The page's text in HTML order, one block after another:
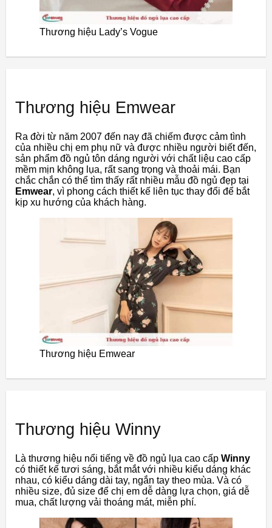
Thương hiệu Lady’s Vogue
Thương hiệu Emwear
Ra đời từ năm 2007 đến nay đã chiếm được cảm tình
của nhiều chị em phụ nữ và được nhiều người biết đến,
sản phẩm đồ ngủ tôn dáng người với chất liệu cao cấp
mềm mịn không lụa, rất sang trọng và thoải mái. Bạn
chắc chắn có thể tìm thấy rất nhiều mẫu đồ ngủ đẹp tại
Emwear, vì phong cách thiết kế liên tục thay đổi để bắt
kịp xu hướng của khách hàng.
Thương hiệu Emwear
Thương hiệu Winny
Là thương hiệu nổi tiếng về đồ ngủ lụa cao cấp Winny
có thiết kế tươi sáng, bắt mắt với nhiều kiểu dáng khác
nhau, có kiểu dáng dài tay, ngắn tay theo mùa. Và có
nhiều size, đủ size để chị em dễ dàng lựa chọn, giá dễ
mua, chất lượng vải thoáng mát, miễn phí.